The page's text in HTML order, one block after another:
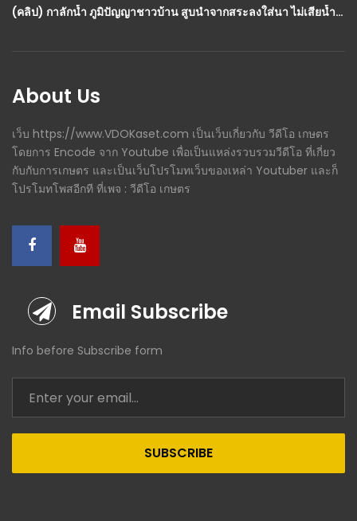
(คลิป) กาลักน้ำ ภูมิปัญญาชาวบ้าน สูบนำจากสระลงใส่นา ไม่เสียน้ำมันสักหยด : วีดีโอ เกษตร
About Us
เว็บ https://www.VDOKaset.com เป็นเว็บเกี่ยวกับ วีดีโอ เกษตร
โดยการ Encode จาก Youtube เพื่อเป็นแหล่งรวบรวมวีดีโอ ที่เกี่ยว
กับกับการเกษตร และเป็นเว็บโปรโมทเว็บของเหล่า Youtuber และก็
โปรโมทโพสอีกที ที่เพจ : วีดีโอ เกษตร
Email Subscribe
Info before Subscribe form
SUBSCRIBE